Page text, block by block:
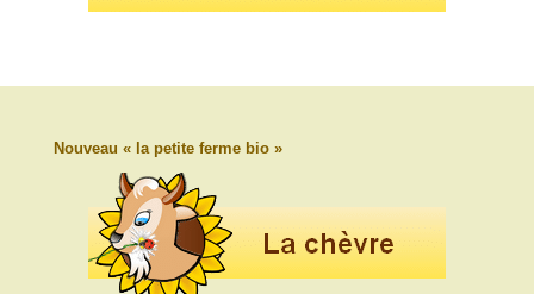
Nouveau « la petite ferme bio »